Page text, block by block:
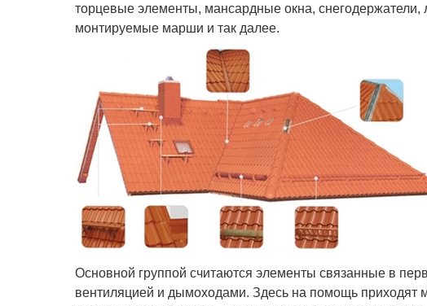
торцевые элементы, мансардные окна, снегодержатели,
монтируемые марши и так далее.
Основной группой считаются элементы связанные в
вентиляцией и дымоходами. Здесь на помощь приходят